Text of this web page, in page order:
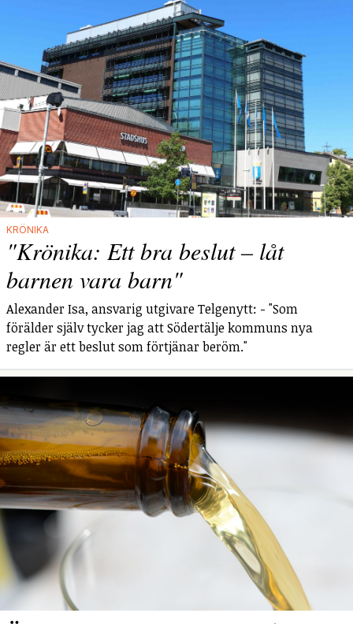
KRÖNIKA
"Krönika: Ett bra beslut – låt
barnen vara barn"
Alexander Isa, ansvarig utgivare Telgenytt: - "Som
förälder själv tycker jag att Södertälje kommuns nya
regler är ett beslut som förtjänar beröm."